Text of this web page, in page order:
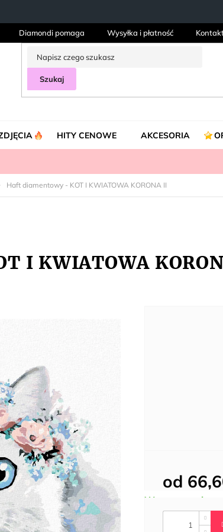
Diamondi pomaga Wysyłka i płatność
Szukaj
HITY CENOWE AKCESORIA
Haft diamentowy - KOT I KWIATOWA KORONA II
I KWIATOWA
od